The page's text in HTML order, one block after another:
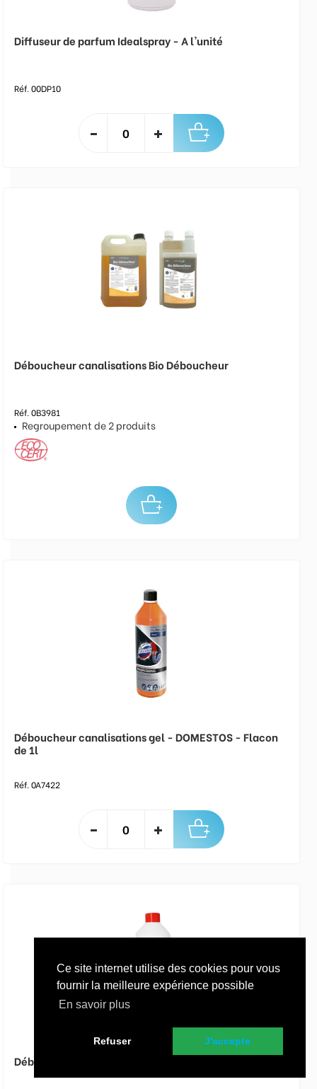
Ce site internet utilise des cookies pour vous
fournir la meilleure expérience possible
En savoir plus
Refuser J'accepte
Diffuseur de parfum Idealspray - A l'unité
Réf. 00DP10
Déboucheur canalisations Bio Déboucheur
Réf. 0B3981
Regroupement de 2 produits
Déboucheur canalisations gel - DOMESTOS - Flacon
de 1l
Réf. 0A7422
Déboucheur liquide pour canalisations - Flacon de 1l